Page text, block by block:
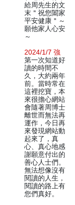
給周先生的文
末＂祝您闔家
平安健康＂～
願他家人心安
～
2024/1/7 強
第一次知道好
讀的時間不
久，大約兩年
前。當時常在
這裡挖寶，本
來很擔心網站
會隨著周博士
離世而無法再
運作，今日再
來發現網站動
起來了，真
心、真心地感
謝願意付出的
善心人士們。
無法想像沒有
閱讀的人生，
閱讀的路上有
您們真好。